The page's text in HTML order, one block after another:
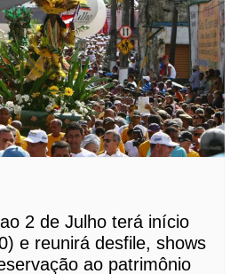
2 de Julho terá início
e reunirá desfile, shows
ao patrimônio